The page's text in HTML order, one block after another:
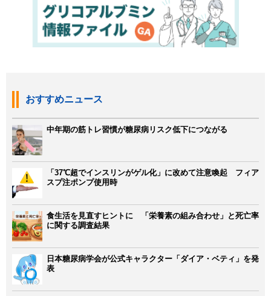
おすすめニュース
中年期の筋トレ習慣が糖尿病リスク低下につながる
「37℃超でインスリンがゲル化」に改めて注意喚起 フィア
スプ注ポンプ使用時
食生活を見直すヒントに 「栄養素の組み合わせ」と死亡率
に関する調査結果
日本糖尿病学会が公式キャラクター「ダイア・ベティ」を発
表